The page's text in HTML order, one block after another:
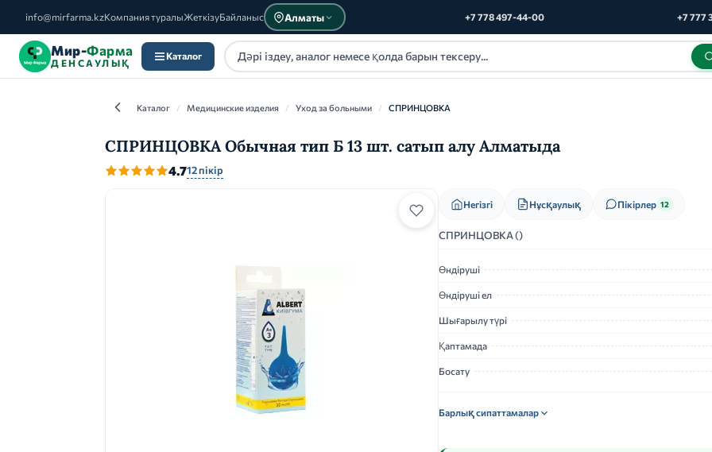
info@mirfarma.kzКомпания туралыЖеткізуБайланыс Алматы +7 778 497-44-00 +7 777
Мир-Фарма
ДЕНСАУЛЫҚ
Каталог
Каталог / Медицинские изделия / Уход за больными / СПРИНЦОВКА
СПРИНЦОВКА Обычная тип Б 13 шт. сатып алу Алматыда
4.712 пікір
Негізгі Нұсқаулық Пікірлер 12
СПРИНЦОВКА ()
Өндіруші
Өндіруші ел
Шығарылу түрі
Қаптамада
Босату
Барлық сипаттамалар